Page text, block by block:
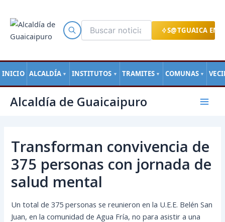
S@TGUAICA EN
INICIO ALCALDÍA ▼ INSTITUTOS ▼ TRAMITES ▼ COMUNAS ▼
contenido
Alcaldía de Guaicaipuro
Main
Transforman convivencia de
375 personas con jornada de
salud mental
Un total de 375 personas se reunieron en la U.E.E. Belén San
Juan, en la comunidad de Agua Fría, no para asistir a una
de